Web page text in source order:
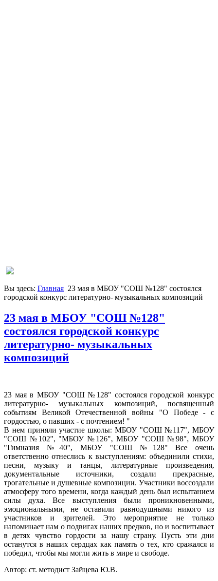
Вы здесь: Главная 23 мая в МБОУ "СОШ №128" состоялся
городской конкурс литературно- музыкальных композиций
23 мая в МБОУ "СОШ №128"
состоялся городской конкурс
литературно- музыкальных
композиций
23 мая в МБОУ "СОШ №128" состоялся городской конкурс
литературно- музыкальных композиций, посвященный
событиям Великой Отечественной войны "О Победе - с
гордостью, о павших - с почтением! "
В нем приняли участие школы: МБОУ "СОШ №117", МБОУ
"СОШ №102", "МБОУ №126", МБОУ "СОШ №98", МБОУ
"Гимназия №40", МБОУ "СОШ №128" Все очень
ответственно отнеслись к выступлениям: объединили стихи,
песни, музыку и танцы, литературные произведения,
документальные источники, создали прекрасные,
трогательные и душевные композиции. Участники воссоздали
атмосферу того времени, когда каждый день был испытанием
силы духа. Все выступления были проникновенными,
эмоциональными, не оставили равнодушными никого из
участников и зрителей. Это мероприятие не только
напоминает нам о подвигах наших предков, но и воспитывает
в детях чувство гордости за нашу страну. Пусть эти дни
останутся в наших сердцах как память о тех, кто сражался и
победил, чтобы мы могли жить в мире и свободе.
Автор: ст. методист Зайцева Ю.В.